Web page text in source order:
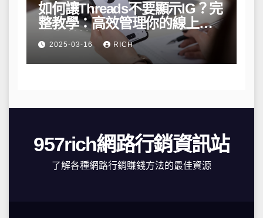
如何讓Threads不要顯示IG？完
整教學：高效管理你的線上隱
私與數據安全
2025-03-16 RICH
957rich網路行銷資訊站
了解各種網路行銷賺錢方法的最佳資源